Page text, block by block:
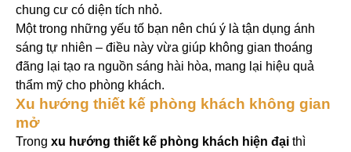
chung cư có diện tích nhỏ.
Một trong những yếu tố bạn nên chú ý là tận dụng ánh
sáng tự nhiên – điều này vừa giúp không gian thoáng
đãng lại tạo ra nguồn sáng hài hòa, mang lại hiệu quả
thẩm mỹ cho phòng khách.
Xu hướng thiết kế phòng khách không gian
mở
Trong xu hướng thiết kế phòng khách hiện đại thì